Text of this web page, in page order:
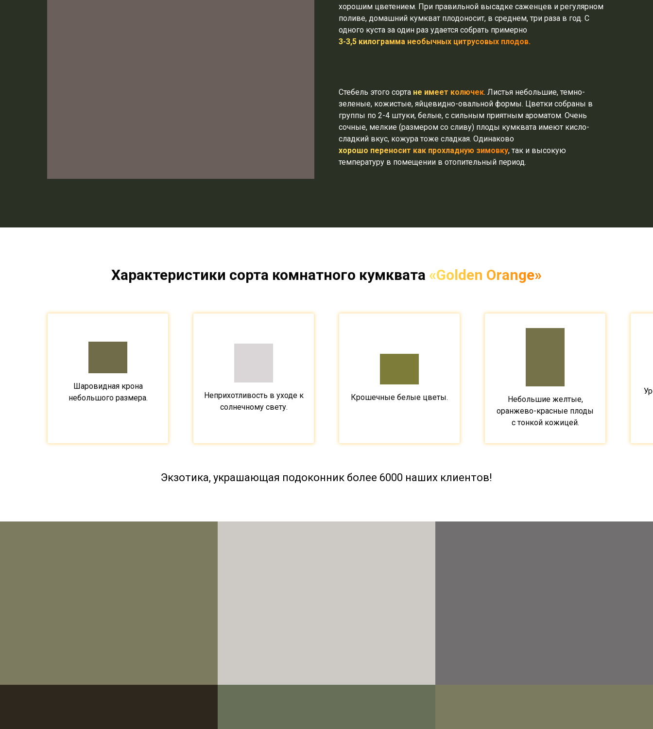
хорошим цветением. При правильной высадке саженцев и регулярном
поливе, домашний кумкват плодоносит, в среднем, три раза в год. С
одного куста за один раз удается собрать примерно
3-3,5 килограмма необычных цитрусовых плодов.
Стебель этого сорта не имеет колючек. Листья небольшие, темно-
зеленые, кожистые, яйцевидно-овальной формы. Цветки собраны в
группы по 2-4 штуки, белые, с сильным приятным ароматом. Очень
сочные, мелкие (размером со сливу) плоды кумквата имеют кисло-
сладкий вкус, кожура тоже сладкая. Одинаково
хорошо переносит как прохладную зимовку, так и высокую
температуру в помещении в отопительный период.
Характеристики сорта комнатного кумквата «Golden Orange»
Шаровидная крона
небольшого размера.
Неприхотливость в уходе к
солнечному свету.
Крошечные белые цветы.
Небольшие желтые,
оранжево-красные плоды
с тонкой кожицей.
Экзотика, украшающая подоконник более 6000 наших клиентов!